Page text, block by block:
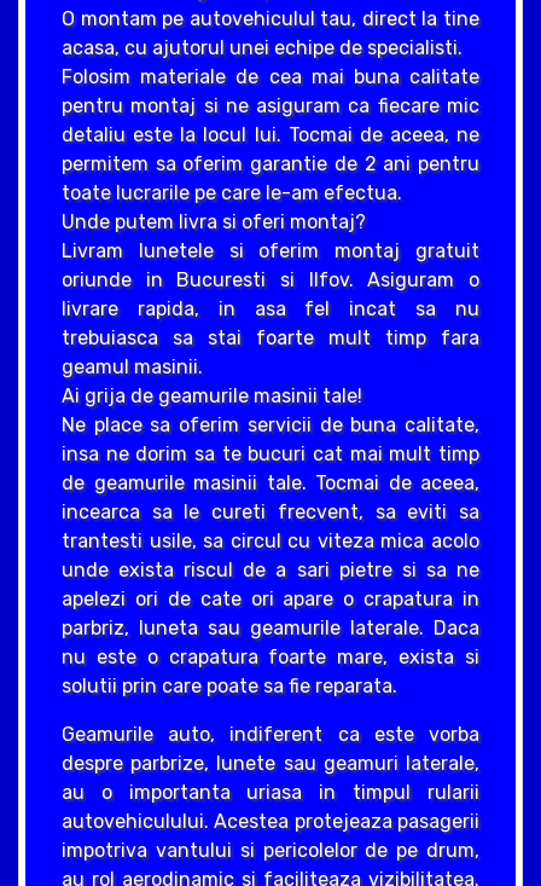
O montam pe autovehiculul tau, direct la tine
acasa, cu ajutorul unei echipe de specialisti.
Folosim materiale de cea mai buna calitate
pentru montaj si ne asiguram ca fiecare mic
detaliu este la locul lui. Tocmai de aceea, ne
permitem sa oferim garantie de 2 ani pentru
toate lucrarile pe care le-am efectua.
Unde putem livra si oferi montaj?
Livram lunetele si oferim montaj gratuit
oriunde in Bucuresti si Ilfov. Asiguram o
livrare rapida, in asa fel incat sa nu
trebuiasca sa stai foarte mult timp fara
geamul masinii.
Ai grija de geamurile masinii tale!
Ne place sa oferim servicii de buna calitate,
insa ne dorim sa te bucuri cat mai mult timp
de geamurile masinii tale. Tocmai de aceea,
incearca sa le cureti frecvent, sa eviti sa
trantesti usile, sa circul cu viteza mica acolo
unde exista riscul de a sari pietre si sa ne
apelezi ori de cate ori apare o crapatura in
parbriz, luneta sau geamurile laterale. Daca
nu este o crapatura foarte mare, exista si
solutii prin care poate sa fie reparata.
Geamurile auto, indiferent ca este vorba
despre parbrize, lunete sau geamuri laterale,
au o importanta uriasa in timpul rularii
autovehiculului. Acestea protejeaza pasagerii
impotriva vantului si pericolelor de pe drum,
au rol aerodinamic si faciliteaza vizibilitatea.